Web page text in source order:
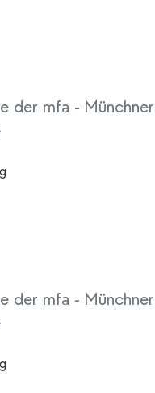
der mfa - Münchner
der mfa - Münchner